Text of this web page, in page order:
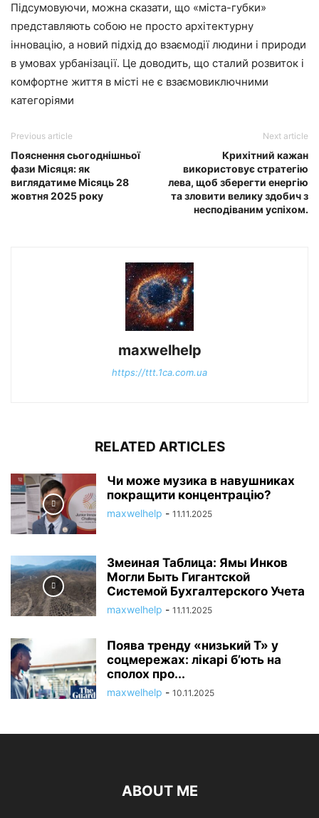
Підсумовуючи, можна сказати, що «міста-губки»
представляють собою не просто архітектурну
інновацію, а новий підхід до взаємодії людини і природи
в умовах урбанізації. Це доводить, що сталий розвиток і
комфортне життя в місті не є взаємовиключними
категоріями
Previous article
Пояснення сьогоднішньої
фази Місяця: як
виглядатиме Місяць 28
жовтня 2025 року
Next article
Крихітний кажан
використовує стратегію
лева, щоб зберегти енергію
та зловити велику здобич з
несподіваним успіхом.
maxwelhelp
https://ttt.1ca.com.ua
RELATED ARTICLES
Чи може музика в навушниках
покращити концентрацію?
maxwelhelp - 11.11.2025
Змеиная Таблица: Ямы Инков
Могли Быть Гигантской
Системой Бухгалтерского Учета
maxwelhelp - 11.11.2025
Поява тренду «низький Т» у
соцмережах: лікарі б’ють на
сполох про...
maxwelhelp - 10.11.2025
ABOUT ME